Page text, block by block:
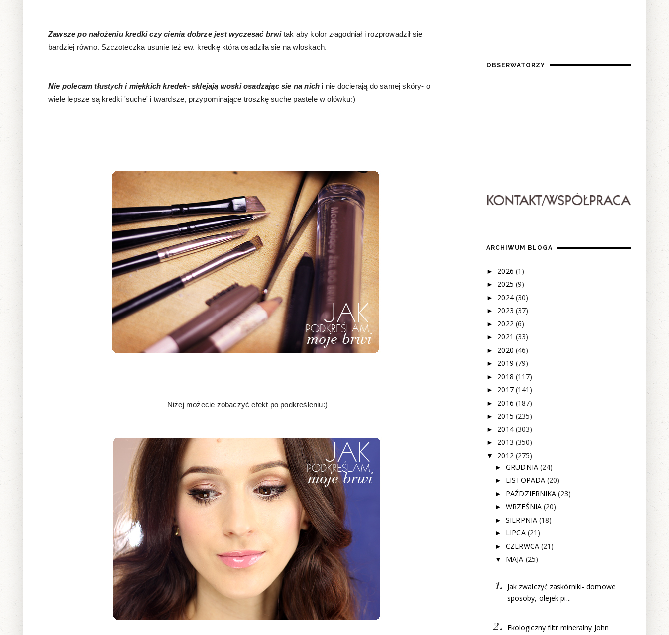
Zawsze po nałożeniu kredki czy cienia dobrze jest wyczesać brwitak aby kolor złagodniał i rozprowadził sie
bardziej równo. Szczoteczka usunie też ew. kredkę która osadziła sie na włoskach.
Nie polecam tłustych i miękkich kredek- sklejają woski osadzając sie na nich i nie docierają do samej skóry- o
wiele lepsze są kredki 'suche' i twardsze, przypominające troszkę suche pastele w ołówku:)
Niżej możecie zobaczyć efekt po podkreśleniu:)
OBSERWATORZY
ARCHIWUM BLOGA
► 2026 (1)
► 2025 (9)
► 2024 (30)
► 2023 (37)
► 2022 (6)
► 2021 (33)
► 2020 (46)
► 2019 (79)
► 2018 (117)
► 2017 (141)
► 2016 (187)
► 2015 (235)
► 2014 (303)
► 2013 (350)
▼ 2012 (275)
►GRUDNIA (24)
► LISTOPADA(20)
► PAŹDZIERNIKA(23)
►WRZEŚNIA(20)
►SIERPNIA(18)
► LIPCA (21)
►CZERWCA (21)
▼ MAJA (25)
Jak zwalczyć zaskórniki- domowe
sposoby, olejek pi...
Ekologiczny filtr mineralny John